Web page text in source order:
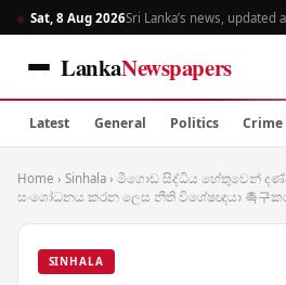
Sat, 8 Aug 2026Sri Lanka’s news, updated
LankaNewspapers
Latest General Politics Crime
Home › Sinhala › මීගොඩ සිද්ධිය හේතුවෙන්
සංශෝධනය කරන ලෙස නීති විශේෂඥයා 촉구
SINHALA